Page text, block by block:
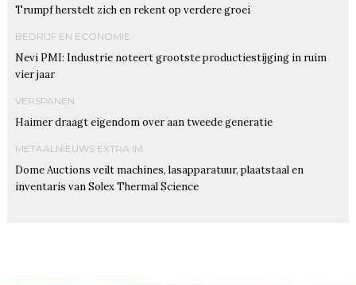
Trumpf herstelt zich en rekent op verdere groei
BEDRIJF EN ECONOMIE
Nevi PMI: Industrie noteert grootste productiestijging in ruim
vier jaar
VERSPANEN
Haimer draagt eigendom over aan tweede generatie
METAALNIEUWS EXTRA IM
Dome Auctions veilt machines, lasapparatuur, plaatstaal en
inventaris van Solex Thermal Science